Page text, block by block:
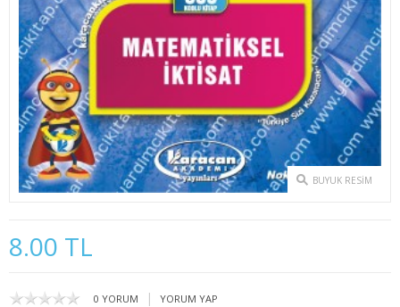
2. SINIF 3. YARIYIL İKTİSAT
2. SINIF 4. YARIYIL İKTİSAT
3. SINIF 5. YARIYIL İKTİSAT
3. SINIF 6. YARIYIL İKTİSAT
4. SINIF 7. YARIYIL İKTİSAT
KAMU YÖNETİMİ
1. SINIF 1. YARIYIL KAMU
BUYUK RESIM
8.00 TL
0 YORUM | YORUM YAP